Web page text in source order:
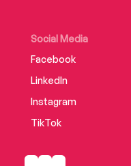
Social Media
Facebook
LinkedIn
Instagram
TikTok